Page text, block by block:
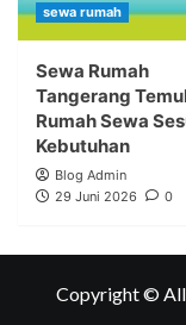
sewa rumah
Sewa Rumah
Tangerang
Rumah Sewa
Kebutuhan
Blog Admin
29 Juni 2026
0
Copyright ©